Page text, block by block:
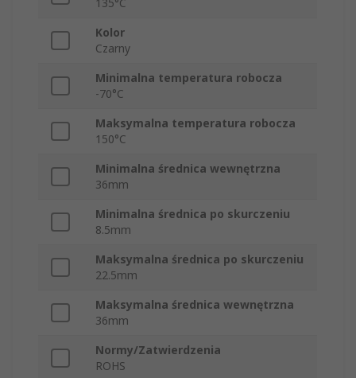
135°C
Kolor
Czarny
Minimalna temperatura robocza
-70°C
Maksymalna temperatura robocza
150°C
Minimalna średnica wewnętrzna
36mm
Minimalna średnica po skurczeniu
8.5mm
Maksymalna średnica po skurczeniu
22.5mm
Maksymalna średnica wewnętrzna
36mm
Normy/Zatwierdzenia
ROHS